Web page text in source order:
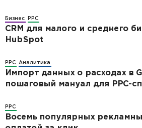
Бизнес PPC
CRM для малого и среднего
HubSpot
PPC Аналитика
Импорт данных о расходах в
пошаговый мануал для PPC-
PPC
Восемь популярных